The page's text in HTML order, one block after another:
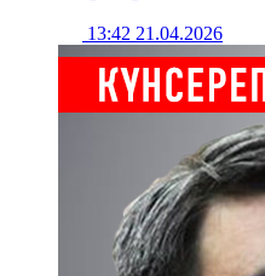
13:42 21.04.2026